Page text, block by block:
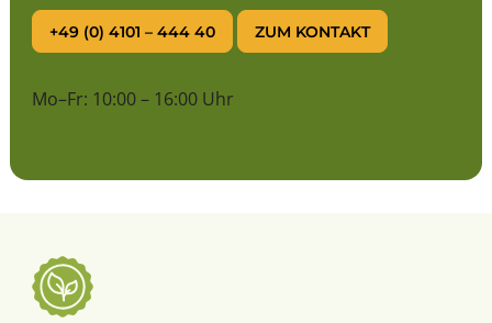
+49 (0) 4101 – 444 40 ZUM KONTAKT
Mo–Fr: 10:00 – 16:00 Uhr